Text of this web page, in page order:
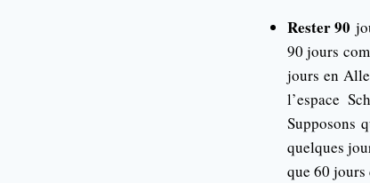
Rester 90
90 jours
jours en
l’espace
Supposons
quelques
que 60 jours